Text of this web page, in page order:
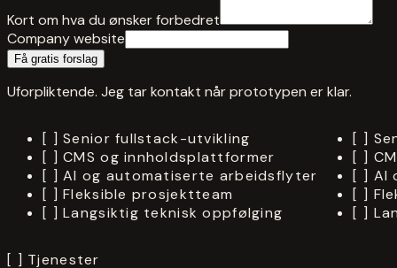
Kort om hva du ønsker forbedret
Company website
Få gratis forslag
Uforpliktende. Jeg tar kontakt når prototypen er klar.
[ ] Senior fullstack-utvikling
[ ] CMS og innholdsplattformer
[ ] AI og automatiserte arbeidsflyter
[ ] Fleksible prosjektteam
[ ] Langsiktig teknisk oppfølging
[ ]
[ ]
[ ] AI
[ ]
[ ]
[ ] Tjenester